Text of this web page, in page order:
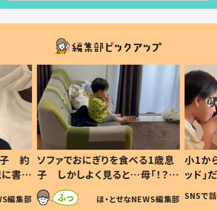
歳息
？」
編集部
小1から不登校、息子は「ギフテ
ッド」だった 父が“ウチ給食”を
作り続ける理由とは #令和の親
#令和の子
SNSで話題 ほ・とせなNEWS編集部
ひ孫
が、抱
「涙
い」